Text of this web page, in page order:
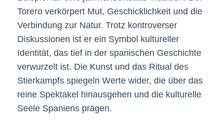
Torero verkörpert Mut, Geschicklichkeit und die
Verbindung zur Natur. Trotz kontroverser
Diskussionen ist er ein Symbol kultureller
Identität, das tief in der spanischen Geschichte
verwurzelt ist. Die Kunst und das Ritual des
Stierkampfs spiegeln Werte wider, die über das
reine Spektakel hinausgehen und die kulturelle
Seele Spaniens prägen.